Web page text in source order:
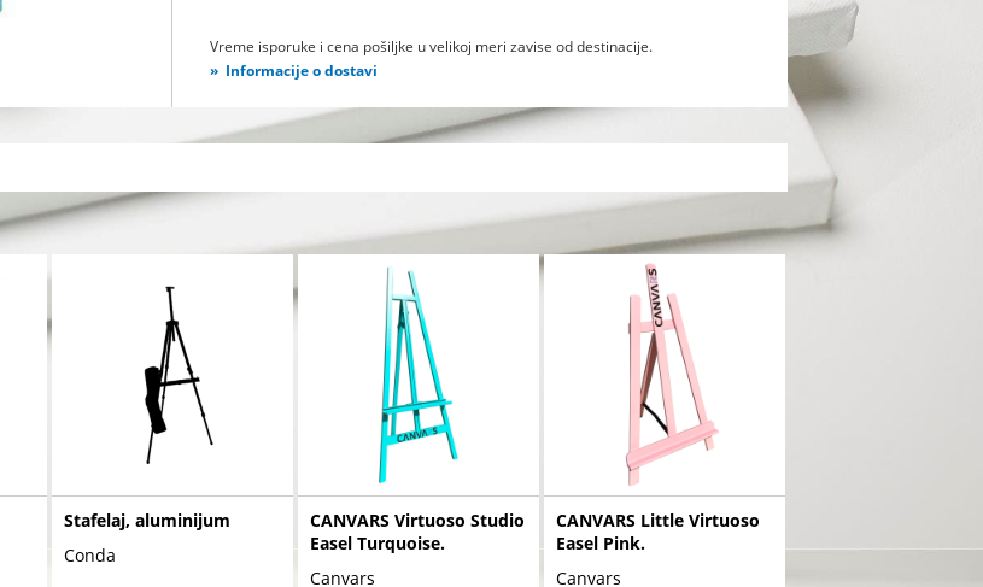
Vreme isporuke i cena pošiljke u velikoj meri zavise od destinacije.
Informacije o dostavi
Stafelaj, aluminijum
Conda
CANVARS Virtuoso Studio
Easel Turquoise.
Canvars
CANVARS Little Virtuoso
Easel Pink.
Canvars